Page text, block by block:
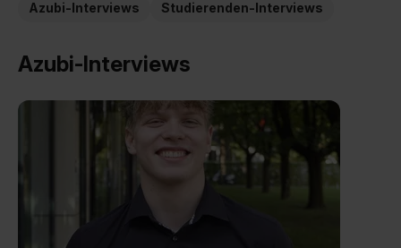
Azubi-Interviews Studierenden-Interviews
Azubi-Interviews